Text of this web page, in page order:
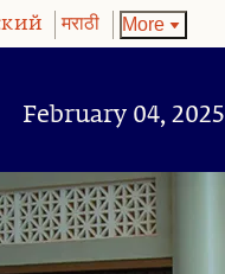
मराठी More
February 04, 2025